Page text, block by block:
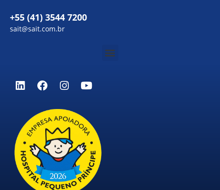
+55 (41) 3544 7200
sait@sait.com.br
Menu
L
i
e
d
n
F
a
e
b
o
o
k
I
n
t
a
g
r
a
m
Y
o
u
b
e